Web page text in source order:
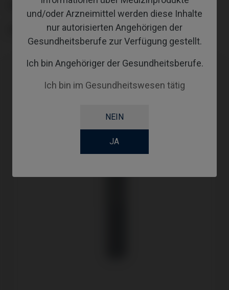
und/oder Arzneimittel werden diese Inhalte
nur autorisierten Angehörigen der
Gesundheitsberufe zur Verfügung gestellt.
Ich bin Angehöriger der Gesundheitsberufe.
Ich bin im Gesundheitswesen tätig
NEIN
JA
SCREWSOCKET
SCREWSEATING